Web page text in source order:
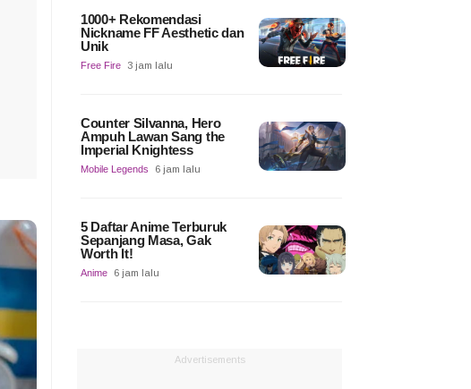
1000+ Rekomendasi
Nickname FF Aesthetic dan
Unik
Free Fire 3 jam lalu
Counter Silvanna, Hero
Ampuh Lawan Sang the
Imperial Knightess
Mobile Legends 6 jam lalu
5 Daftar Anime Terburuk
Sepanjang Masa, Gak
Worth It!
Anime 6 jam lalu
Advertisements